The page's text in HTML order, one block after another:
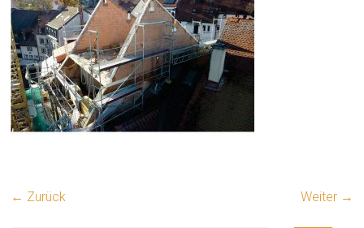
← Zurück Weiter →